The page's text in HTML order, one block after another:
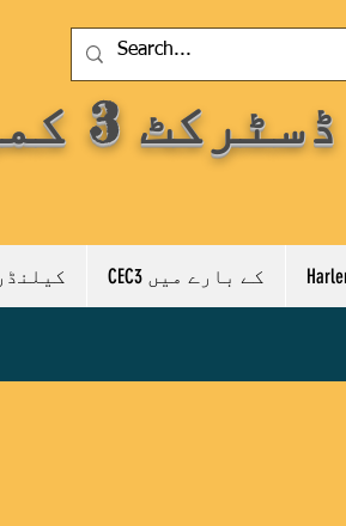
ڈسٹرکٹ 3 کمیونٹی ایجوکیشن کونسل
کیلنڈر CEC3 کے بارے میں